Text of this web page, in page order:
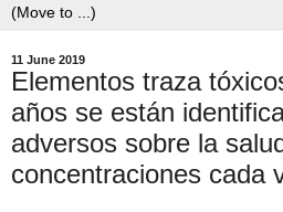
11 June 2019
Elementos traza
años se están
adversos sobre la
concentraciones cada